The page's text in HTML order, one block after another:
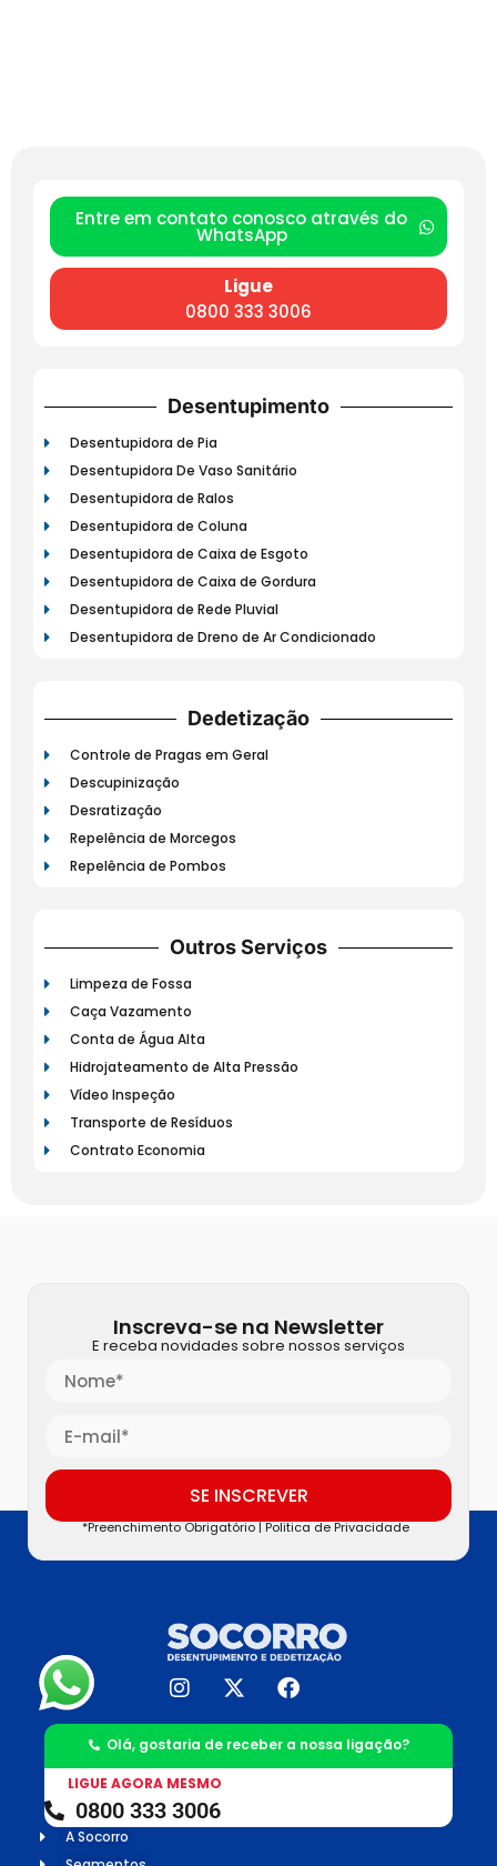
Entre em contato conosco através do
WhatsApp
Ligue
0800 333 3006
Desentupimento
Desentupidora de Pia
Desentupidora De Vaso Sanitário
Desentupidora de Ralos
Desentupidora de Coluna
Desentupidora de Caixa de Esgoto
Desentupidora de Caixa de Gordura
Desentupidora de Rede Pluvial
Desentupidora de Dreno de Ar Condicionado
Dedetização
Controle de Pragas em Geral
Descupinização
Desratização
Repelência de Morcegos
Repelência de Pombos
Outros Serviços
Limpeza de Fossa
Caça Vazamento
Conta de Água Alta
Hidrojateamento de Alta Pressão
Vídeo Inspeção
Transporte de Resíduos
Contrato Economia
Inscreva-se na Newsletter
E receba novidades sobre nossos serviços
SE INSCREVER
*Preenchimento Obrigatório |Politica de Privacidade
INSTITUCIONAL
A Socorro
Olá, gostaria de receber a nossa ligação?
LIGUE AGORA MESMO
0800 333 3006